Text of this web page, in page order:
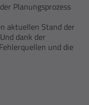
Planungsprozess
aktuellen Stand der
dank der
und die